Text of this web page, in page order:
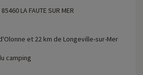
LA FAUTE SUR MER
et 22 km de Longeville-sur-Mer
camping